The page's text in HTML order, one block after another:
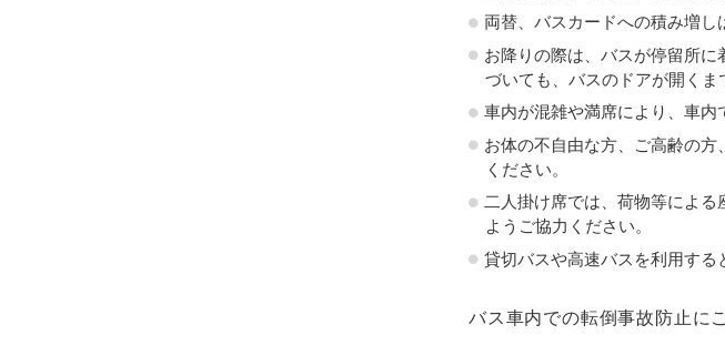
両替、バスカードへの積み増し
お降りの際は、バスが停留所
づいても、バスのドアが開くま
車内が混雑や満席により、車内
お体の不自由な方、ご高齢の
ください。
二人掛け席では、荷物等によ
ようご協力ください。
貸切バスや高速バスを利用する
バス車内での転倒事故防止に